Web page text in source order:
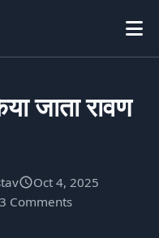
जाता रावण
Oct 4, 2025
3 Comments